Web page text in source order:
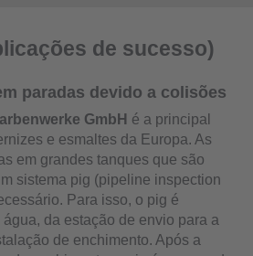
de sucesso)
paradas devido a colisões
GmbH é a principal
e esmaltes da Europa. As
em grandes tanques que são
sistema pig (pipeline inspection
Para isso, o pig é
da estação de envio para a
de enchimento. Após a